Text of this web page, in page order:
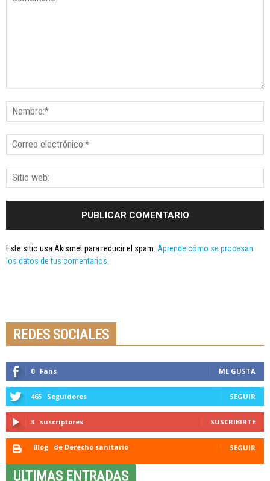
Este sitio usa Akismet para reducir el spam. Aprende cómo se procesan
los datos de tus comentarios.
REDES SOCIALES
0 Fans ME GUSTA
465 Seguidores SEGUIR
3 suscriptores SUSCRIBIRTE
Blog de Derecho sanitario SEGUIR
ULTIMAS ENTRADAS